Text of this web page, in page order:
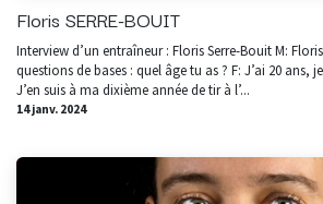
Floris SERRE-BOUIT
Interview d’un entraîneur : Floris Serre-Bouit M:
questions de bases : quel âge tu as ? F: J’ai 20 ans,
J’en suis à ma dixième année de tir à l’...
14 janv. 2024